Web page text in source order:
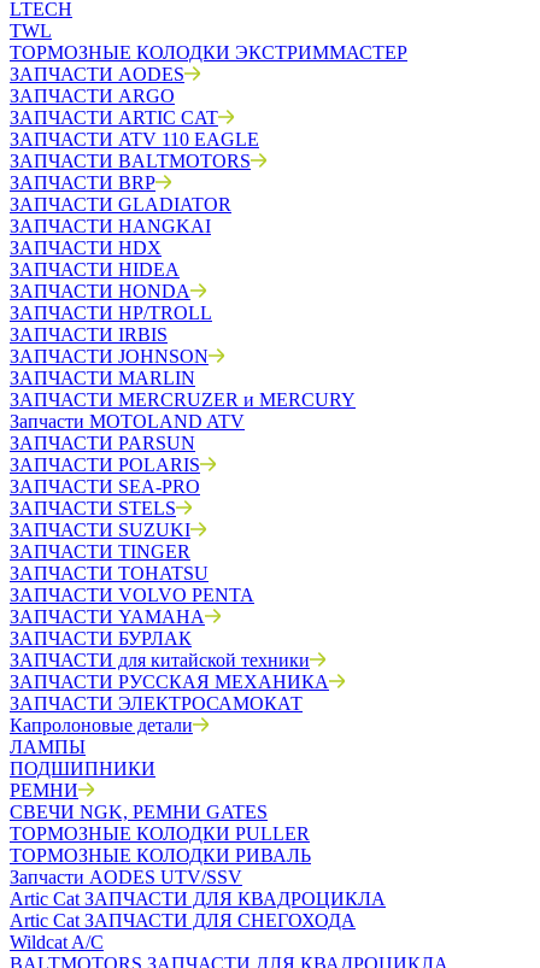
LTECH
TWL
ТОРМОЗНЫЕ КОЛОДКИ ЭКСТРИММАСТЕР
ЗАПЧАСТИ AODES
ЗАПЧАСТИ ARGO
ЗАПЧАСТИ ARTIC CAT
ЗАПЧАСТИ ATV 110 EAGLE
ЗАПЧАСТИ BALTMOTORS
ЗАПЧАСТИ BRP
ЗАПЧАСТИ GLADIATOR
ЗАПЧАСТИ HANGKAI
ЗАПЧАСТИ HDX
ЗАПЧАСТИ HIDEA
ЗАПЧАСТИ HONDA
ЗАПЧАСТИ HP/TROLL
ЗАПЧАСТИ IRBIS
ЗАПЧАСТИ JOHNSON
ЗАПЧАСТИ MARLIN
ЗАПЧАСТИ MERCRUZER и MERCURY
Запчасти MOTOLAND ATV
ЗАПЧАСТИ PARSUN
ЗАПЧАСТИ POLARIS
ЗАПЧАСТИ SEA-PRO
ЗАПЧАСТИ STELS
ЗАПЧАСТИ SUZUKI
ЗАПЧАСТИ TINGER
ЗАПЧАСТИ TOHATSU
ЗАПЧАСТИ VOLVO PENTA
ЗАПЧАСТИ YAMAHA
ЗАПЧАСТИ БУРЛАК
ЗАПЧАСТИ для китайской техники
ЗАПЧАСТИ РУССКАЯ МЕХАНИКА
ЗАПЧАСТИ ЭЛЕКТРОСАМОКАТ
Капролоновые детали
ЛАМПЫ
ПОДШИПНИКИ
РЕМНИ
СВЕЧИ NGK, РЕМНИ GATES
ТОРМОЗНЫЕ КОЛОДКИ PULLER
ТОРМОЗНЫЕ КОЛОДКИ РИВАЛЬ
Запчасти AODES UTV/SSV
Artic Cat ЗАПЧАСТИ ДЛЯ КВАДРОЦИКЛА
Artic Cat ЗАПЧАСТИ ДЛЯ СНЕГОХОДА
Wildcat A/C
BALTMOTORS ЗАПЧАСТИ ДЛЯ КВАДРОЦИКЛА